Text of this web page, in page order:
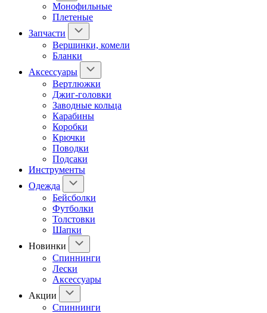
Монофильные
Плетеные
Запчасти
Вершинки, комели
Бланки
Аксессуары
Вертлюжки
Джиг-головки
Заводные кольца
Карабины
Коробки
Крючки
Поводки
Подсаки
Инструменты
Одежда
Бейсболки
Футболки
Толстовки
Шапки
Новинки
Спиннинги
Лески
Аксессуары
Акции
Спиннинги